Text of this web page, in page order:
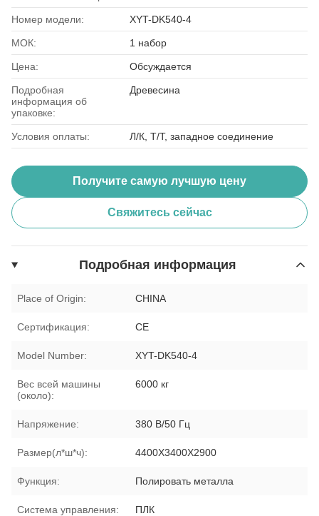
Номер модели: XYT-DK540-4
МОК: 1 набор
Цена: Обсуждается
Подробная
информация об
упаковке:
Древесина
Условия оплаты: Л/К, Т/Т, западное соединение
Получите самую лучшую цену
Свяжитесь сейчас
Подробная информация
Place of Origin: CHINA
Сертификация: CE
Model Number: XYT-DK540-4
Вес всей машины
(около):
6000 кг
Напряжение: 380 В/50 Гц
Размер(л*ш*ч): 4400X3400X2900
Функция: Полировать металла
Система управления: ПЛК